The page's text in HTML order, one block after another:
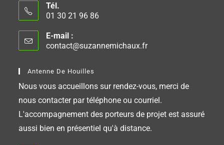
Tél.
01 30 21 96 86
E-mail :
contact@suzannemichaux.fr
Antenne De Houilles
Nous vous accueillons sur rendez-vous, merci de
nous contacter par téléphone ou courriel.
L'accompagnement des porteurs de projet est assuré
aussi bien en présentiel qu'à distance.